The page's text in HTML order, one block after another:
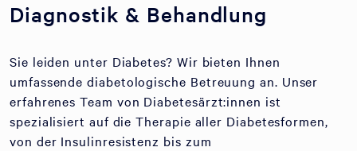
Diagnostik & Behandlung
Sie leiden unter Diabetes? Wir bieten Ihnen
umfassende diabetologische Betreuung an. Unser
erfahrenes Team von Diabetesärzt:innen ist
spezialisiert auf die Therapie aller Diabetesformen,
von der Insulinresistenz bis zum